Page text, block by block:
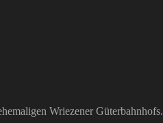
Wriezener Güterbahnhofs.